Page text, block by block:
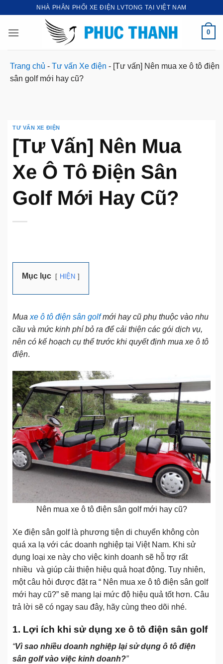
nội
NHÀ PHÂN PHỐI XE ĐIỆN LVTONG TẠI VIỆT NAM
0
Trang chủ - Tư vấn Xe điện - [Tư vấn] Nên mua xe ô tô điện
sân golf mới hay cũ?
TƯ VẤN XE ĐIỆN
[Tư Vấn] Nên Mua
Xe Ô Tô Điện Sân
Golf Mới Hay Cũ?
Mục lục HIỆN
Mua xe ô tô điện sân golfmới hay cũ phụ thuộc vào nhu
cầu và mức kinh phí bỏ ra để cải thiện các gói dịch vụ,
nên có kế hoạch cụ thể trước khi quyết định mua xe ô tô
điện.
Nên mua xe ô tô điện sân golf mới hay cũ?
Xe điện sân golf là phương tiện di chuyển không còn
quá xa lạ với các doanh nghiệp tại Việt Nam. Khi sử
dụng loại xe này cho việc kinh doanh sẽ hỗ trợ rất
nhiều và giúp cải thiện hiệu quả hoạt động. Tuy nhiên,
một câu hỏi được đặt ra “ Nên mua xe ô tô điện sân golf
mới hay cũ?” sẽ mang lại mức độ hiệu quả tốt hơn. Câu
trả lời sẽ có ngay sau đây, hãy cùng theo dõi nhé.
1. Lợi ích khi sử dụng xe ô tô điện sân golf
“Vì sao nhiều doanh nghiệp lại sử dụng ô tô điện
sân golf vào việc kinh doanh?”